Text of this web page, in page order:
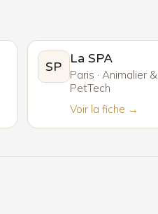
SP
La SPA
Paris · Animalier &
PetTech
Voir la fiche →